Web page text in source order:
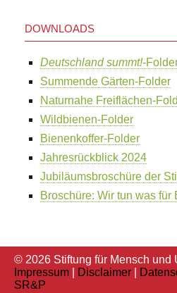
DOWNLOADS
Deutschland summt!-
Summende Gärten-Folder
Naturnahe Freiflächen-
Wildbienen-Folder
Bienenkoffer-Folder
Jahresrückblick 2024
Jubiläumsbroschüre der
Broschüre: Wir tun was für
© 2026 Stiftung für Mensch und
Impressum
Disclaimer
SR&P